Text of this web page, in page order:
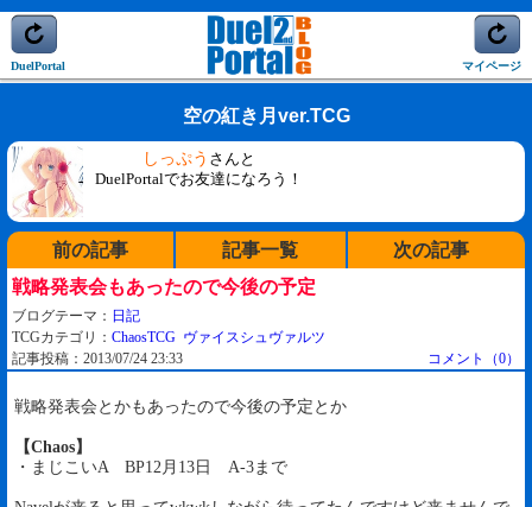
DuelPortal マイページ
空の紅き月ver.TCG
しっぷう さんと
DuelPortalでお友達になろう！
前の記事 記事一覧
次の記事
戦略発表会もあったので今後の予定
ブログテーマ： 日記
TCGカテゴリ： ChaosTCG ヴァイスシュヴァルツ
記事投稿：2013/07/24 23:33
コメント（0）
戦略発表会とかもあったので今後の予定とか
【Chaos】
・まじこいA BP12月13日 A-3まで